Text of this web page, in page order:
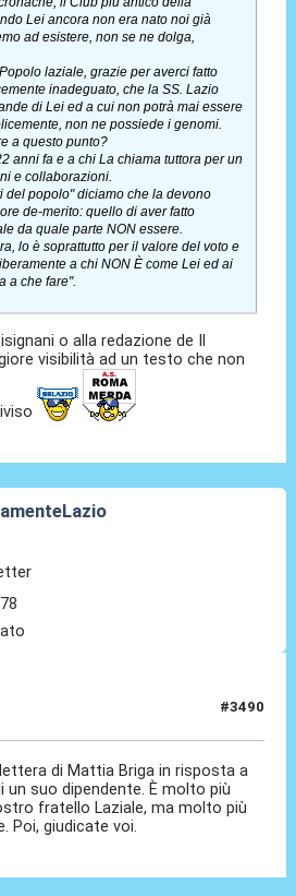
Lei ancora non era nato noi già
ad esistere, non se ne dolga,
laziale, grazie per averci fatto
inadeguato, che la SS. Lazio
di Lei ed a cui non potrà mai essere
non ne possiede i genomi.
a questo punto?
anni fa e a chi La chiama tuttora per un
e collaborazioni.
del popolo" diciamo che la devono
de-merito: quello di aver fatto
da quale parte NON essere.
lo è soprattutto per il valore del voto e
a chi NON È come Lei ed ai
a che fare".
o alla redazione de Il
visibilità ad un testo che non
#3490
di Mattia Briga in risposta a
un suo dipendente. È molto più
fratello Laziale, ma molto più
Poi, giudicate voi.